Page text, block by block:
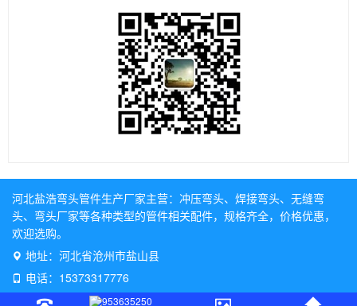
河北盐浩弯头管件生产厂家主营： 冲压弯头、 焊接弯头、 无缝弯
头、 弯头厂家等各种类型的管件相关配件，规格齐全，价格优惠，
欢迎选购。
地址：河北省沧州市盐山县
电话：15373317776